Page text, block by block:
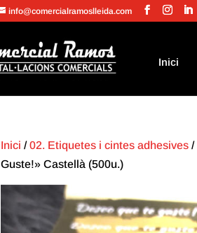
info@comercialramoslleida.com
Inici
Inici /02. Etiquetes i cintes adhesives /
Guste!» Castellà (500u.)